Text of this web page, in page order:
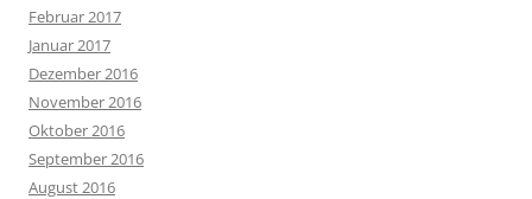
Februar 2017
Januar 2017
Dezember 2016
November 2016
Oktober 2016
September 2016
August 2016